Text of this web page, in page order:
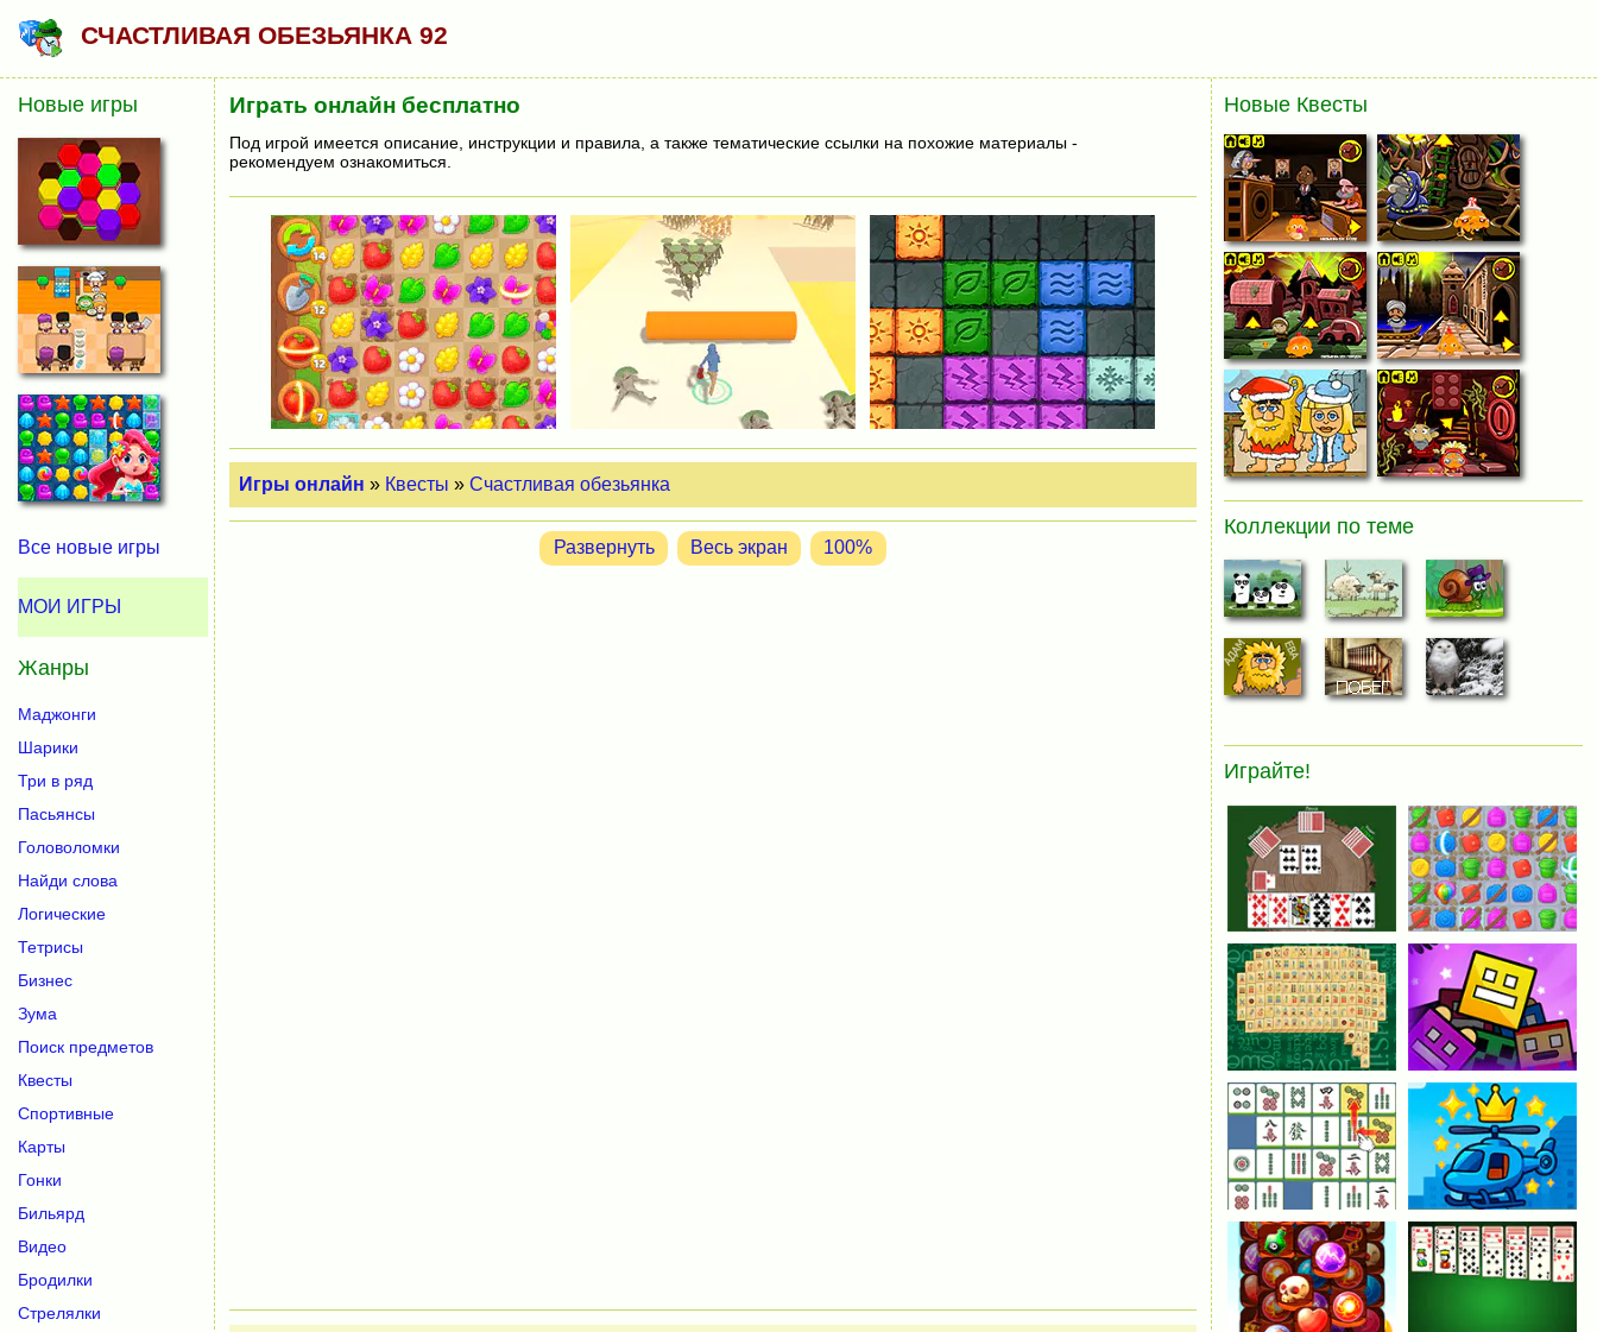
СЧАСТЛИВАЯ ОБЕЗЬЯНКА 92
Играть онлайн бесплатно
Под игрой имеется описание, инструкции и правила, а также тематические ссылки на похожие материалы -
рекомендуем ознакомиться.
Игры онлайн » Квесты » Счастливая обезьянка
Развернуть Весь экран 100%
Новые игры
Все новые игры
МОИ ИГРЫ
Жанры
Маджонги
Шарики
Три в ряд
Пасьянсы
Головоломки
Найди слова
Логические
Тетрисы
Бизнес
Зума
Поиск предметов
Квесты
Спортивные
Карты
Гонки
Бильярд
Видео
Бродилки
Стрелялки
Новые Квесты
Коллекции по теме
Играйте!